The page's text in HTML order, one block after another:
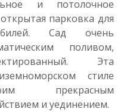
и потолочное
парковка для
Сад очень
поливом,
Эта
стиле
прекрасным
и уединением.